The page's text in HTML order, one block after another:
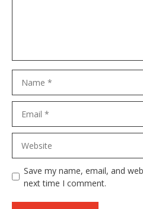
Save my name, email, and
next time I comment.